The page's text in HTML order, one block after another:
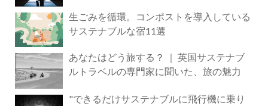
生ごみを循環。コンポストを導入している
サステナブルな宿11選
あなたはどう旅する？ ｜ 英国サステナブ
ルトラベルの専門家に聞いた、旅の魅力
"できるだけサステナブルに飛行機に乗り